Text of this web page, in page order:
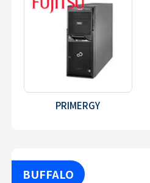
PRIMERGY
BUFFALO